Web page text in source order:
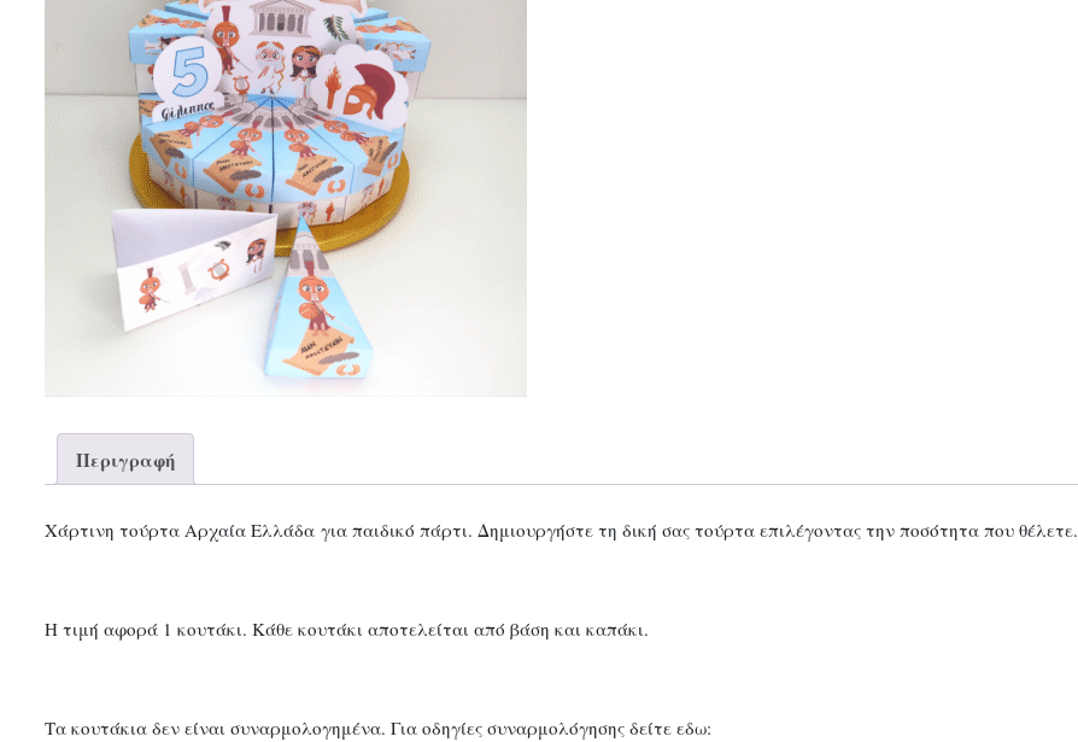
Περιγραφή
Χάρτινη τούρτα Αρχαία Ελλάδα για παιδικό πάρτι. Δημιουργήστε τη δική σας τούρτα επιλέγοντας την ποσότητα που θέλετε.
Η τιμή αφορά 1 κουτάκι. Κάθε κουτάκι αποτελείται από βάση και καπάκι.
Τα κουτάκια δεν είναι συναρμολογημένα. Για οδηγίες συναρμολόγησης δείτε εδω: